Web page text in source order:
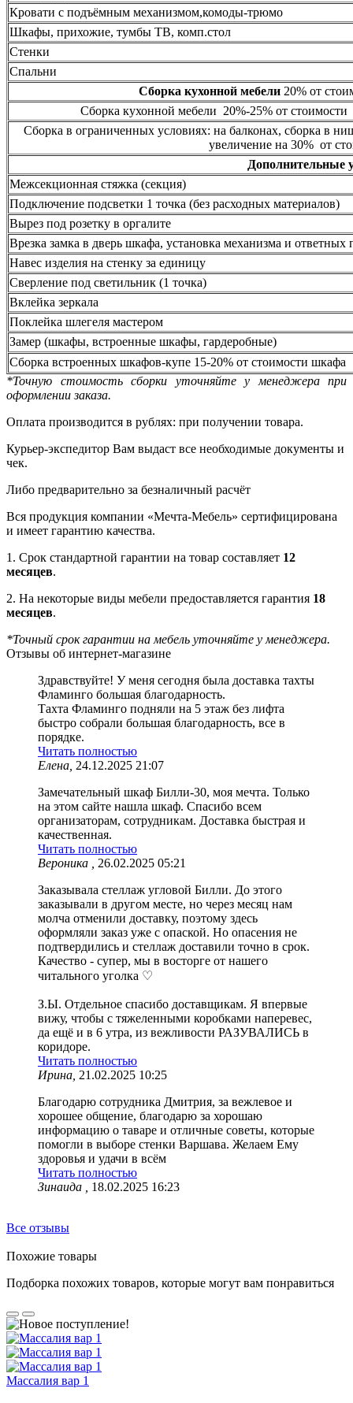
Кровати с подъёмным механизмом,комоды-трюмо
Шкафы, прихожие, тумбы ТВ, комп.стол
Стенки
Спальни
Сборка кухонной мебели20% от
Сборка кухонной мебели 20%-25% от стоимости
Сборка в ограниченных условиях: на балконах, сборка в
увеличение на 30% от
Дополнительные
Межсекционная стяжка (секция)
Подключение подсветки 1 точка (без расходных материалов)
Вырез под розетку в оргалите
Врезка замка в дверь шкафа, установка механизма и ответных
Навес изделия на стенку за единицу
Сверление под светильник (1 точка)
Вклейка зеркала
Поклейка шлегеля мастером
Замер (шкафы, встроенные шкафы, гардеробные)
Сборка встроенных шкафов-купе 15-20% от стоимости шкафа
*Точную стоимость сборки уточняйте у менеджера при
оформлении заказа.
Оплата производится в рублях: при получении товара.
Курьер-экспедитор Вам выдаст все необходимые документы и
чек.
Либо предварительно за безналичный расчёт
Вся продукция компании «Мечта-Мебель» сертифицирована
и имеет гарантию качества.
1. Срок стандартной гарантии на товар составляет 12
месяцев.
2. На некоторые виды мебели предоставляется гарантия 18
месяцев.
*Точный срок гарантии на мебель уточняйте у менеджера.
Отзывы об интернет-магазине
Здравствуйте! У меня сегодня была доставка тахты
Фламинго большая благодарность.
Тахта Фламинго подняли на 5 этаж без лифта
быстро собрали большая благодарность, все в
порядке.
Читать полностью
Елена, 24.12.2025 21:07
Замечательный шкаф Билли-30, моя мечта. Только
на этом сайте нашла шкаф. Спасибо всем
организаторам, сотрудникам. Доставка быстрая и
качественная.
Читать полностью
Вероника ,
26.02.2025 05:21
Заказывала стеллаж угловой Билли. До этого
заказывали в другом месте, но через месяц нам
молча отменили доставку, поэтому здесь
оформляли заказ уже с опаской. Но опасения не
подтвердились и стеллаж доставили точно в срок.
Качество - супер, мы в восторге от нашего
читального уголка ♡
З.Ы. Отдельное спасибо доставщикам. Я впервые
вижу, чтобы с тяжеленными коробками наперевес,
да ещё и в 6 утра, из вежливости РАЗУВАЛИСЬ в
коридоре.
Читать полностью
Ирина, 21.02.2025 10:25
Благодарю сотрудника Дмитрия, за вежлевое и
хорошее общение, благодарю за хорошаю
информацию о таваре и отличные советы, которые
помогли в выборе стенки Варшава. Желаем Ему
здоровья и удачи в всём
Читать полностью
Зинаида ,
18.02.2025 16:23
Все отзывы
Похожие товары
Подборка похожих товаров, которые могут вам понравиться
Массалия вар 1